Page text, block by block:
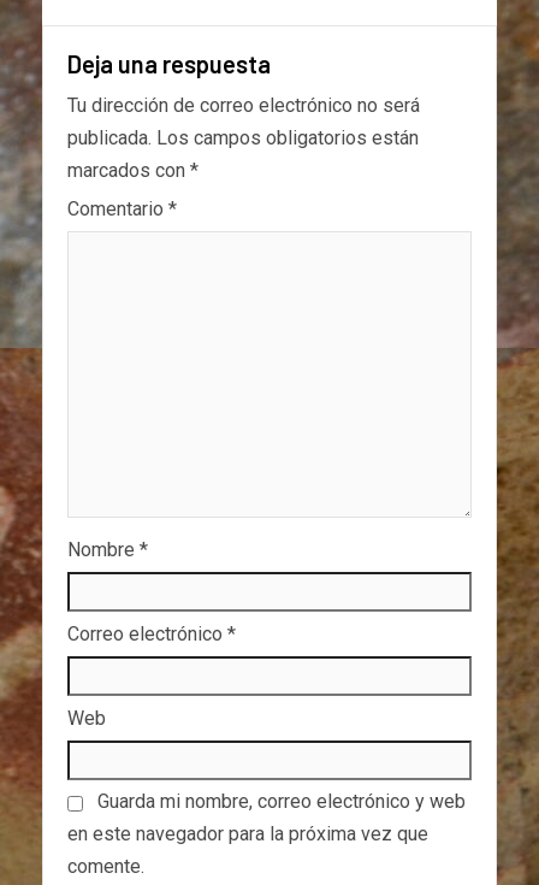
Deja una respuesta
Tu dirección de correo electrónico no será
publicada. Los campos obligatorios están
marcados con *
Comentario *
Nombre *
Correo electrónico *
Web
Guarda mi nombre, correo electrónico y web
en este navegador para la próxima vez que
comente.